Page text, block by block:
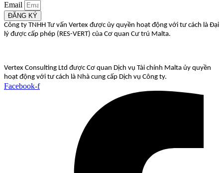
Email
ĐĂNG KÝ
Công ty TNHH Tư vấn Vertex được ủy quyền hoạt động với tư cách là Đại
lý được cấp phép (RES-VERT) của Cơ quan Cư trú Malta.
Vertex Consulting Ltd được Cơ quan Dịch vụ Tài chính Malta ủy quyền
hoạt động với tư cách là Nhà cung cấp Dịch vụ Công ty.
Facebook-f